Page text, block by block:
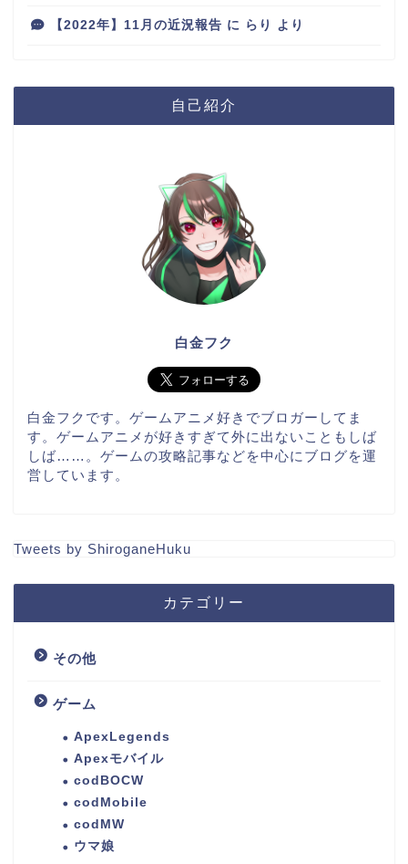
【2022年】11月の近況報告 に らり より
自己紹介
白金フク
白金フクです。ゲームアニメ好きでブロガーしてま
す。ゲームアニメが好きすぎて外に出ないこともしば
しば……。ゲームの攻略記事などを中心にブログを運
営しています。
Tweets by ShiroganeHuku
カテゴリー
その他
ゲーム
ApexLegends
Apexモバイル
codBOCW
codMobile
codMW
ウマ娘